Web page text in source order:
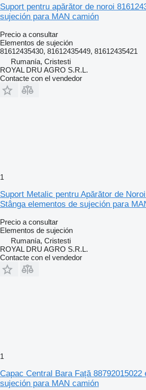
Suport pentru apărător de noroi
sujeción para MAN camión
Precio a consultar
Elementos de sujeción
81612435430, 81612435449, 81612435421
Rumanía, Cristesti
ROYAL DRU AGRO S.R.L.
Contacte con el vendedor
1
Suport Metalic pentru Apărător de
Stânga elementos de sujeción para
Precio a consultar
Elementos de sujeción
Rumanía, Cristesti
ROYAL DRU AGRO S.R.L.
Contacte con el vendedor
1
Capac Central Bara Față 88792015022
sujeción para MAN camión